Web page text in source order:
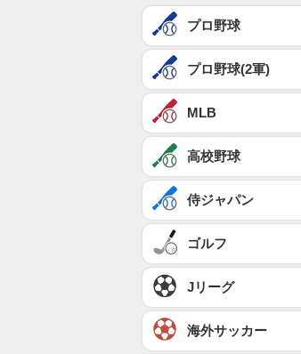
プロ野球
プロ野球(2軍)
MLB
高校野球
侍ジャパン
ゴルフ
Jリーグ
海外サッカー